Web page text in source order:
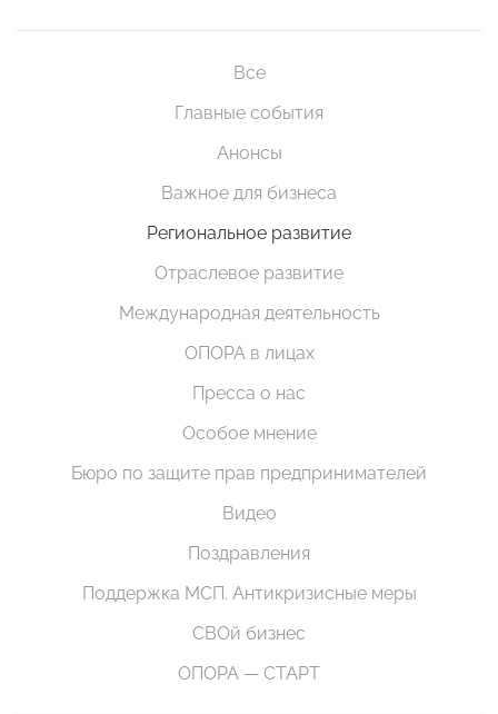
Все
Главные события
Анонсы
Важное для бизнеса
Региональное развитие
Отраслевое развитие
Международная деятельность
ОПОРА в лицах
Пресса о нас
Особое мнение
Бюро по защите прав предпринимателей
Видео
Поздравления
Поддержка МСП. Антикризисные меры
СВОй бизнес
ОПОРА — СТАРТ